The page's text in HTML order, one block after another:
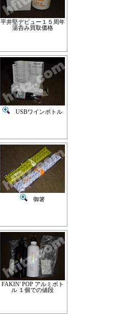
平井堅デビュー１５周年
湯呑み買取価格
USBワインボトル
御箸
FAKIN' POP アルミボト
ル １個での値段